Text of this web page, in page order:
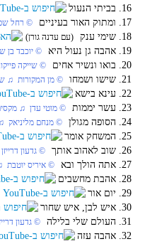
16. בביתי הנעול
17. ומתוק האור בעיניים
© רחל
18. שימי ענק (עם עדנה גורן)
19. אהבה גן נעול היא © יוכבד בן
20. בואו ונשיר אחים © שייקה
21. שישו ושמחו © מן המקורות‏ ♫
22. עינא בישא
23. עשר יממות
© מוטי עדן‏ ♫
24. הסופה מגולן © מנחם מליניאק‏
25. המשחק אומר
26. שוב לאהוב אותך
© גדעון
27. אתה הולך ובא © איריס יוטבת‏
28. אהבת מחשבים
29. יום אור
30. איש לבן, איש שחור
31. העולם שלי בלילה
© גדעון
32. אהבה עזה